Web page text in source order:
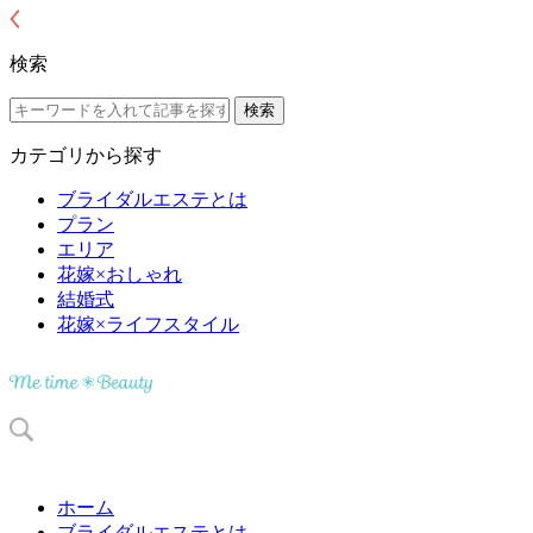
検索
カテゴリから探す
ブライダルエステとは
プラン
エリア
花嫁×おしゃれ
結婚式
花嫁×ライフスタイル
ホーム